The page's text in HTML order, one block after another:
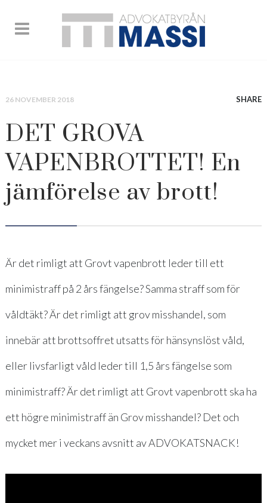
26 NOVEMBER 2018 SHARE
DET GROVA
VAPENBROTTET! En
jämförelse av brott!
Är det rimligt att Grovt vapenbrott leder till ett
minimistraff på 2 års fängelse? Samma straff som för
våldtäkt? Är det rimligt att grov misshandel, som
innebär att brottsoffret utsatts för hänsynslöst våld,
eller livsfarligt våld leder till 1,5 års fängelse som
minimistraff? Är det rimligt att Grovt vapenbrott ska ha
ett högre minimistraff än Grov misshandel? Det och
mycket mer i veckans avsnitt av ADVOKATSNACK!